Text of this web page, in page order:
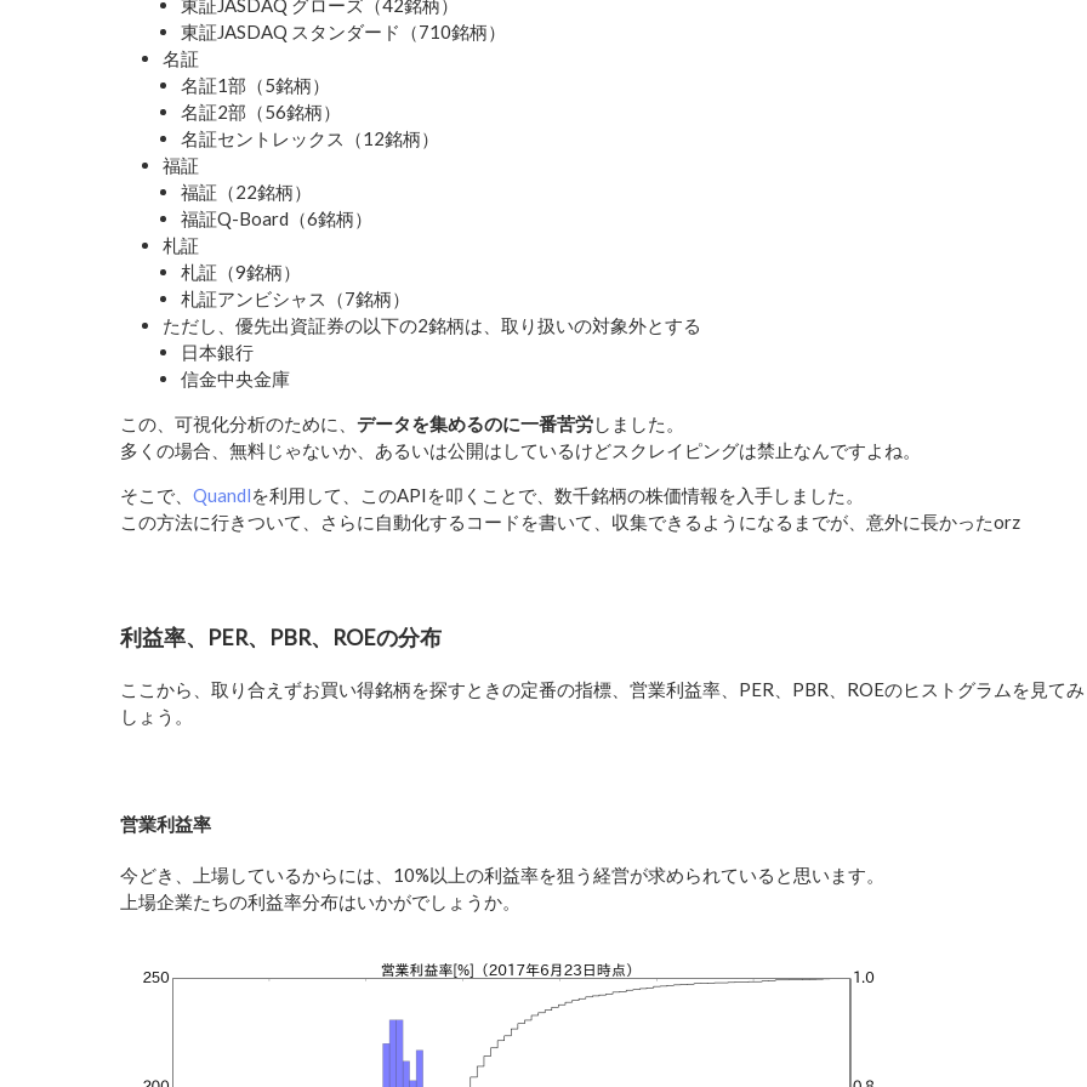
東証JASDAQ グローズ（42銘柄）
東証JASDAQ スタンダード（710銘柄）
名証
名証1部（5銘柄）
名証2部（56銘柄）
名証セントレックス（12銘柄）
福証
福証（22銘柄）
福証Q-Board（6銘柄）
札証
札証（9銘柄）
札証アンビシャス（7銘柄）
ただし、優先出資証券の以下の2銘柄は、取り扱いの対象外とする
日本銀行
信金中央金庫
この、可視化分析のために、 データを集めるのに一番苦労しました。
多くの場合、無料じゃないか、あるいは公開はしているけどスクレイピングは禁止なんですよね。
そこで、 Quandlを利用して、このAPIを叩くことで、数千銘柄の株価情報を入手しました。
この方法に行きついて、さらに自動化するコードを書いて、収集できるようになるまでが、意外に長かったorz
利益率、PER、PBR、ROEの分布
ここから、取り合えずお買い得銘柄を探すときの定番の指標、営業利益率、PER、PBR、ROEのヒストグラムを見て
しょう。
営業利益率
今どき、上場しているからには、10%以上の利益率を狙う経営が求められていると思います。
上場企業たちの利益率分布はいかがでしょうか。